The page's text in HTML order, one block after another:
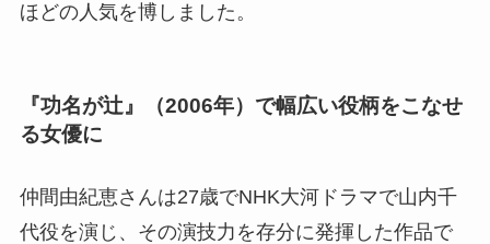
ほどの人気を博しました。
『功名が辻』（2006年）で幅広い役柄をこなせ
る女優に
仲間由紀恵さんは27歳でNHK大河ドラマで山内千
代役を演じ、その演技力を存分に発揮した作品で